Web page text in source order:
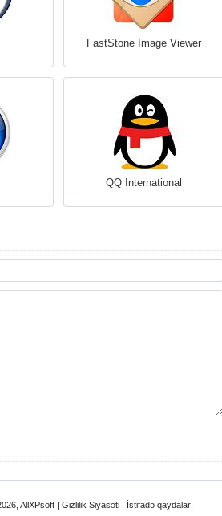
FastStone Image Viewer
QQ International
AllXPsoft | Gizlilik Siyasəti | İstifadə qaydaları